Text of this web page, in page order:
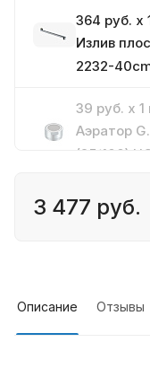
Излив
2232-
364 руб. x
Аэратор
(25/100)
39 руб. x 1
3 477 руб.
Описание Отзывы